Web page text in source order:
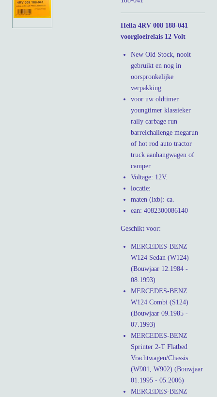
Hella 4RV 008 188-041
voorgloeirelais 12 Volt
New Old Stock, nooit
gebruikt en nog in
oorspronkelijke
verpakking
voor uw oldtimer
youngtimer klassieker
rally carbage run
barrelchallenge megarun
of hot rod auto tractor
truck aanhangwagen of
camper
Voltage: 12V.
locatie:
maten (lxb): ca.
ean: 4082300086140
Geschikt voor:
MERCEDES-BENZ
W124 Sedan (W124)
(Bouwjaar 12.1984 -
08.1993)
MERCEDES-BENZ
W124 Combi (S124)
(Bouwjaar 09.1985 -
07.1993)
MERCEDES-BENZ
Sprinter 2-T Flatbed
Vrachtwagen/Chassis
(W901, W902) (Bouwjaar
01.1995 - 05.2006)
MERCEDES-BENZ